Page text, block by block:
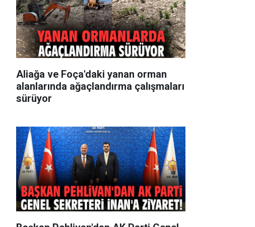
Aliağa ve Foça'daki yanan orman
alanlarında ağaçlandırma çalışmaları
sürüyor